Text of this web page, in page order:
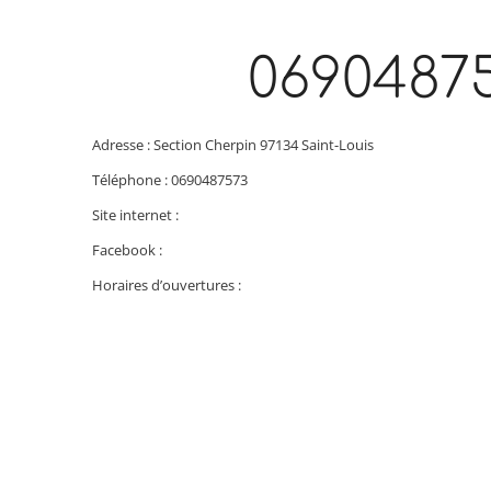
Adresse : Section Cherpin 97134 Saint-Louis
Téléphone : 0690487573
Site internet :
Facebook :
Horaires d’ouvertures :